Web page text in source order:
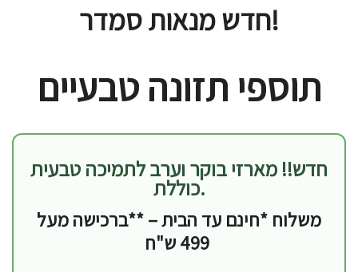
חדש מנאות סמדר!
תוספי תזונה טבעיים
חדש!! מארזי בוקר וערב לתמיכה טבעית
כוללת.
משלוח *חינם עד הבית – **ברכישה מעל